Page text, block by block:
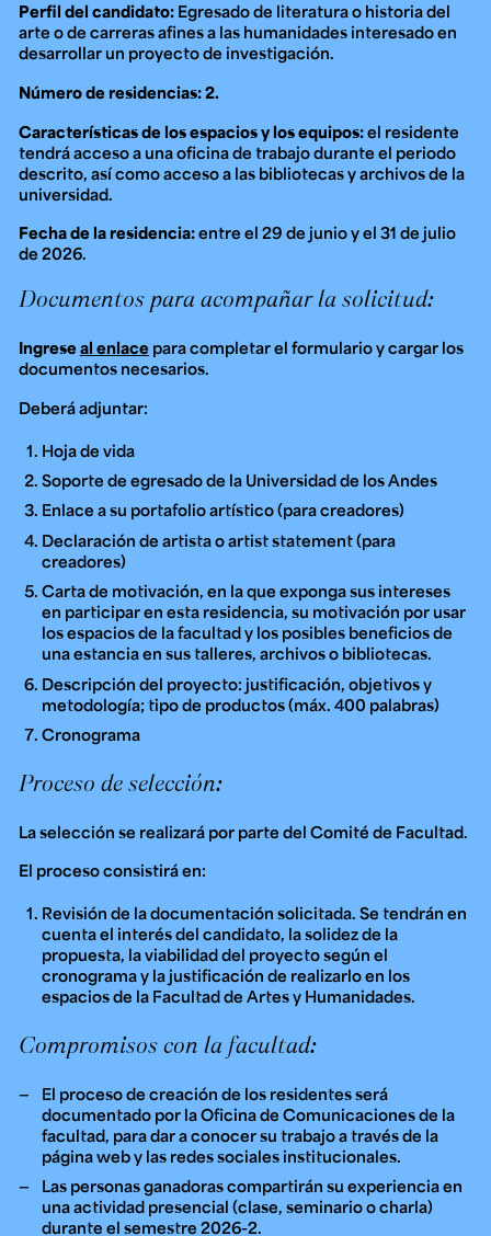
Perfil del candidato:Egresado de literatura o historia del
arte o de carreras afines a las humanidades interesado en
desarrollar un proyecto de investigación.
Número de residencias: 2.
Características de los espacios y los equipos:el residente
tendrá acceso a una oficina de trabajo durante el periodo
descrito, así como acceso a las bibliotecas y archivos de la
universidad.
Fecha de la residencia:entre el 29 de junio y el 31 de julio
de 2026.
Documentos para acompañar la solicitud:
Ingreseal enlacepara completar el formulario y cargar los
documentos necesarios.
Deberá adjuntar:
Hoja de vida
Soporte de egresado de la Universidad de los Andes
Enlace a su portafolio artístico(para creadores)
Declaración de artista oartist statement(para
creadores)
Carta de motivación, en la que exponga sus intereses
en participar en esta residencia, su motivación por usar
los espacios de la facultad y los posibles beneficios de
una estancia en sus talleres, archivos o bibliotecas.
Descripción del proyecto: justificación, objetivos y
metodología; tipo de productos (máx. 400 palabras)
Cronograma
Proceso de selección:
La selección se realizará por parte del Comité de Facultad.
El proceso consistirá en:
Revisión de la documentación solicitada. Se tendrán en
cuenta el interés del candidato, la solidez de la
propuesta, la viabilidad del proyecto según el
cronograma y la justificación de realizarlo en los
espacios de la Facultad de Artes y Humanidades.
Compromisos con la facultad:
El proceso de creación de los residentes será
documentado por la Oficina de Comunicaciones de la
facultad, para dar a conocer su trabajo a través de la
página web y las redes sociales institucionales.
Las personas ganadoras compartirán su experiencia en
una actividad presencial (clase, seminario o charla)
durante el semestre 2026-2.